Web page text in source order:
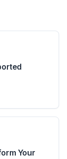
Your